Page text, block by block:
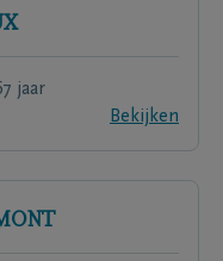
jaar
Bekijken